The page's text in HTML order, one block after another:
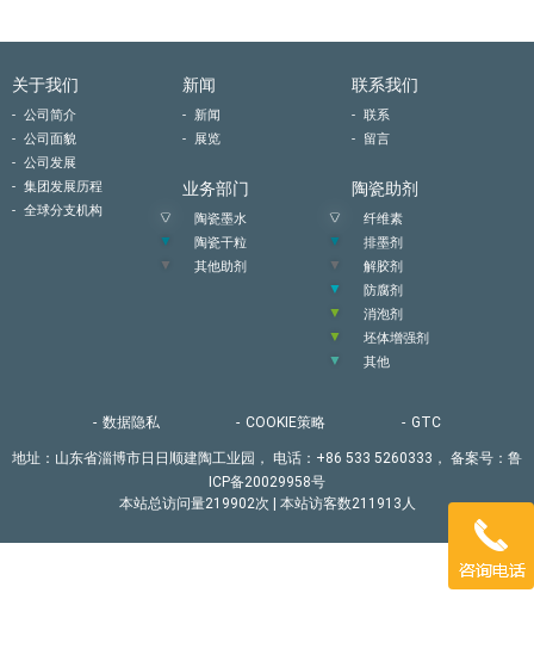
关于我们
公司简介
公司面貌
公司发展
集团发展历程
全球分支机构
新闻
新闻
展览
联系我们
联系
留言
业务部门
陶瓷墨水
陶瓷干粒
其他助剂
陶瓷助剂
纤维素
排墨剂
解胶剂
防腐剂
消泡剂
坯体增强剂
其他
数据隐私 COOKIE策略 GTC
地址：山东省淄博市日日顺建陶工业园， 电话：+86 533 5260333， 备案号：鲁
ICP备20029958号
本站总访问量219902次 本站访客数211913 人